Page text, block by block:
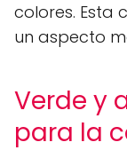
colores. Esta
un aspecto
Verde y
para la